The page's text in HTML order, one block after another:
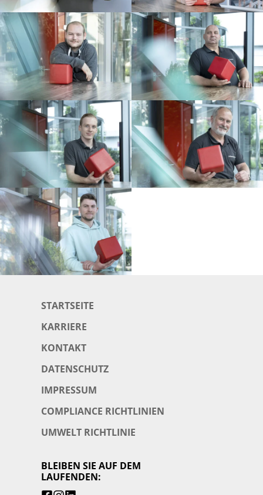
STARTSEITE
KARRIERE
KONTAKT
DATENSCHUTZ
IMPRESSUM
COMPLIANCE RICHTLINIEN
UMWELT RICHTLINIE
BLEIBEN SIE AUF DEM
LAUFENDEN: